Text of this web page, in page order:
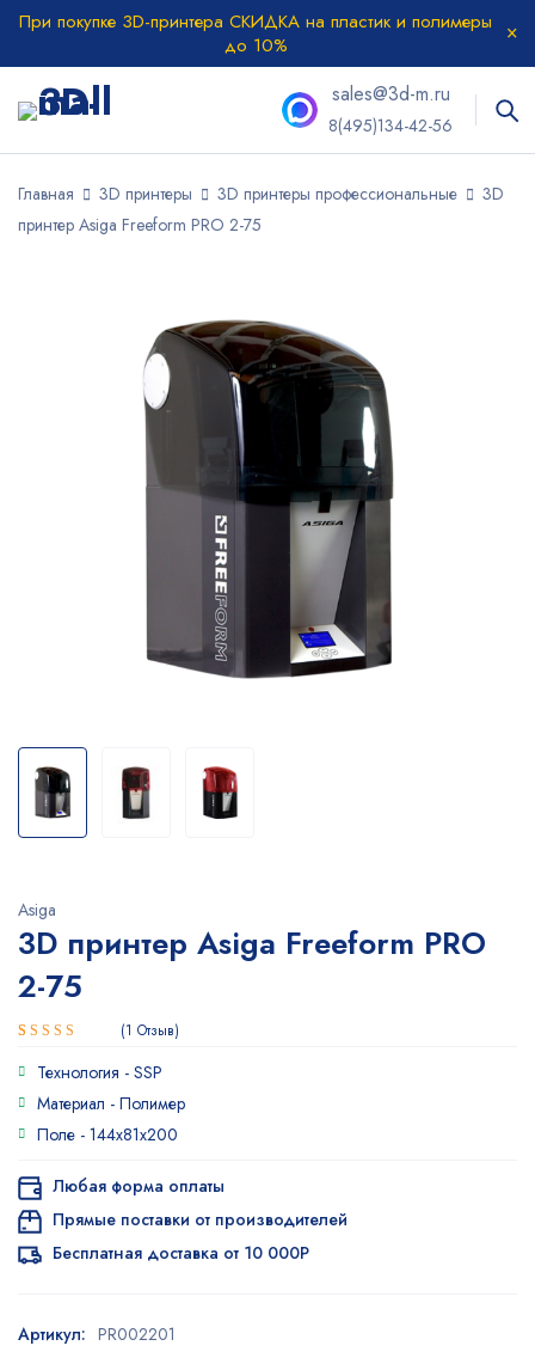
При покупке 3D-принтера СКИДКА на пластик и полимеры
до 10%
sales@3d-m.ru
8(495)134-42-56
Главная 3D принтеры 3D принтеры профессиональные
3D
принтер Asiga Freeform PRO 2-75
Asiga
3D принтер Asiga Freeform PRO
2-75
5.00из 5
на основе
опроса
пользователя
1 Отзыв
Технология - SSP
Материал - Полимер
Поле - 144x81x200
Любая форма оплаты
Прямые поставки от производителей
Бесплатная доставка от 10 000Р
Артикул: PR002201